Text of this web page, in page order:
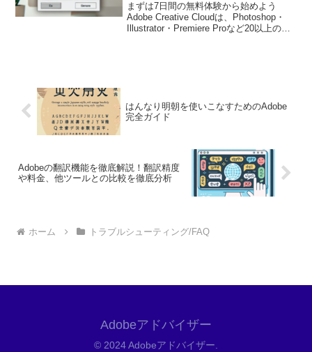
まずは7日間の無料体験から始めよう
Adobe Creative Cloudは、Photoshop・
Illustrator・Premiere Proなど20以上のア
はんなり明朝を使いこなすためのAdobe
完全ガイド
Adobeの翻訳機能を徹底解説！翻訳精度
や料金、他ツールとの比較を徹底分析
ホーム トラブルシューティング/FAQ
Adobeアドバイザー
© 2024 Adobeアドバイザー.